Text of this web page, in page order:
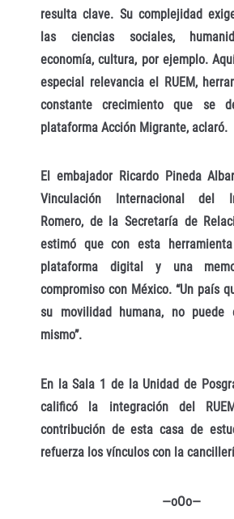
resulta clave. Su complejidad
las ciencias sociales,
economía, cultura, por ejemplo.
especial relevancia el RUEM,
constante crecimiento que se
plataforma Acción Migrante, aclaró.
El embajador Ricardo Pineda
Vinculación Internacional del
Romero, de la Secretaría de
estimó que con esta
plataforma digital y una
compromiso con México. “Un país
su movilidad humana, no puede
mismo”.
En la Sala 1 de la Unidad de
calificó la integración del
contribución de esta casa de
refuerza los vínculos con la
—oOo—